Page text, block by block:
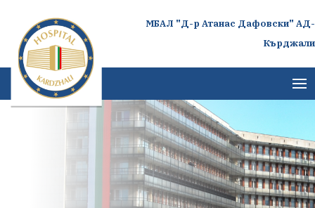
МБАЛ "Д-р Атанас Дафовски" АД-
Кърджали